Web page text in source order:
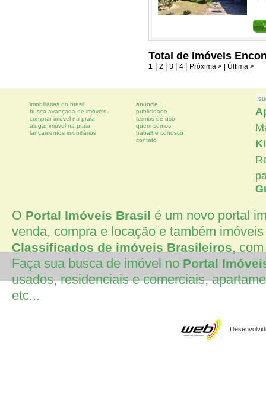
Total de Imóveis
1 2 3 4 Próxima > | Última >
imobiliárias do brasil
busca avançada de imóveis
comprar imóvel na praia
alugar imóvel na praia
lançamentos imobiliários
anuncie
publicidade
termos de uso
quem somos
trabalhe conosco
contato
O Portal Imóveis Brasil é um novo portal
venda, compra e locação e também
Classificados de imóveis Brasileiros,
Faça sua busca de imóvel no Portal
usados, residenciais e comerciais,
etc...